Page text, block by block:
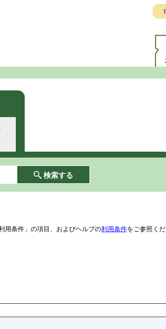
検索する
用条件」の項目、およびヘルプの利用条件をご参照く